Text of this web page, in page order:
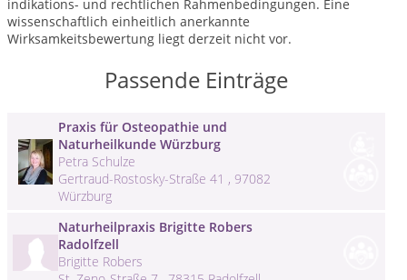
indikations- und rechtlichen Rahmenbedingungen. Eine
wissenschaftlich einheitlich anerkannte
Wirksamkeitsbewertung liegt derzeit nicht vor.
Passende Einträge
Praxis für Osteopathie und
Naturheilkunde Würzburg
Petra Schulze
Gertraud-Rostosky-Straße 41 , 97082
Würzburg
Naturheilpraxis Brigitte Robers
Radolfzell
Brigitte Robers